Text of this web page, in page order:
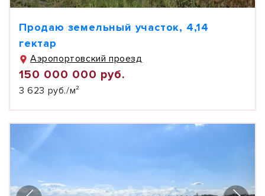
Продаю земельный участок, 4,14
гектар
Аэропортовский проезд
150 000 000 руб.
3 623 руб./м²